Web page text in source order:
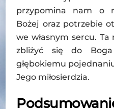
przypomina nam o
Bożej oraz potrzebie
we własnym sercu.
zbliżyć się do
głębokiemu
Jego miłosierdzia.